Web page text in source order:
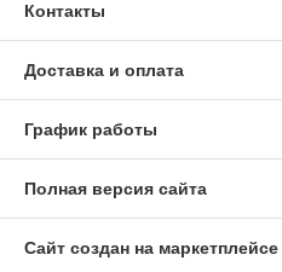
Контакты
Доставка и оплата
График работы
Полная версия сайта
Сайт создан на маркетплейсе